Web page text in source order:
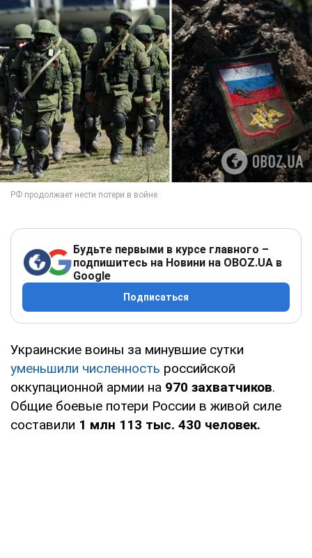
Будьте первыми в курсе главного –
подпишитесь на Новини на OBOZ.UA в
Google
Подписаться
Украинские воины за минувшие сутки
уменьшили численность российской
оккупационной армии на 970 захватчиков.
Общие боевые потери России в живой силе
составили 1 млн 113 тыс. 430 человек.